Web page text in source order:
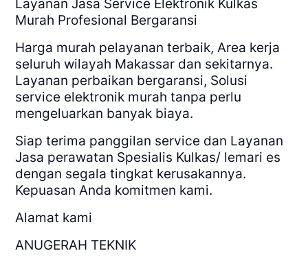
Layanan Jasa Service Elektronik Kulkas
Murah Profesional Bergaransi
Harga murah pelayanan terbaik, Area kerja
seluruh wilayah Makassar dan sekitarnya.
Layanan perbaikan bergaransi, Solusi
service elektronik murah tanpa perlu
mengeluarkan banyak biaya.
Siap terima panggilan service dan Layanan
Jasa perawatan Spesialis Kulkas/ lemari es
dengan segala tingkat kerusakannya.
Kepuasan Anda komitmen kami.
Alamat kami
ANUGERAH TEKNIK